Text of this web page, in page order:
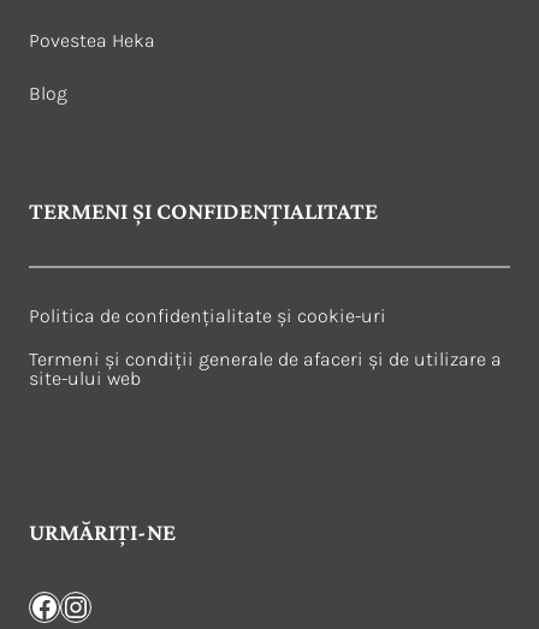
Povestea Heka
Blog
TERMENI ȘI CONFIDENȚIALITATE
Politica de confidențialitate și cookie-uri
Termeni și condiții generale de afaceri și de utilizare a
site-ului web
URMĂRIȚI-NE
Facebook
Instagram